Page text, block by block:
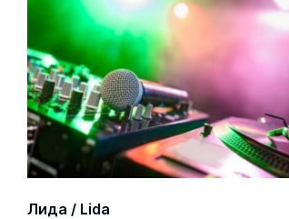
Лида / Lida
Йошкар-Ола Вчера 13:50